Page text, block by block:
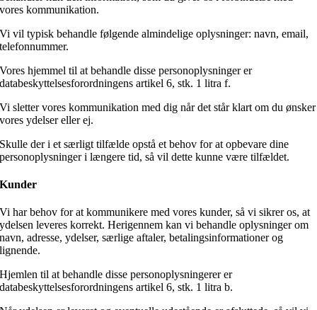
vores kommunikation.
Vi vil typisk behandle følgende almindelige oplysninger: navn, email,
telefonnummer.
Vores hjemmel til at behandle disse personoplysninger er
databeskyttelsesforordningens artikel 6, stk. 1 litra f.
Vi sletter vores kommunikation med dig når det står klart om du ønsker
vores ydelser eller ej.
Skulle der i et særligt tilfælde opstå et behov for at opbevare dine
personoplysninger i længere tid, så vil dette kunne være tilfældet.
Kunder
Vi har behov for at kommunikere med vores kunder, så vi sikrer os, at
ydelsen leveres korrekt. Herigennem kan vi behandle oplysninger om
navn, adresse, ydelser, særlige aftaler, betalingsinformationer og
lignende.
Hjemlen til at behandle disse personoplysningerer er
databeskyttelsesforordningens artikel 6, stk. 1 litra b.